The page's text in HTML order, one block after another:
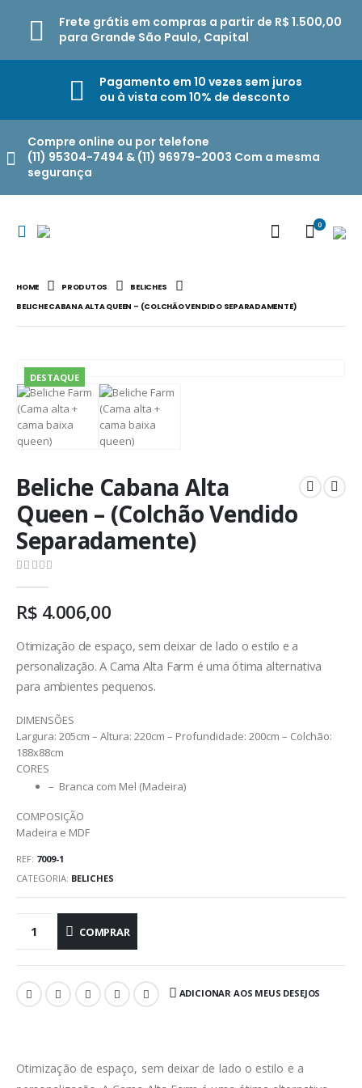
Frete grátis em compras a partir de R$ 1.500,00
para Grande São Paulo, Capital
Pagamento em 10 vezes sem juros
ou à vista com 10% de desconto
Compre online ou por telefone
(11) 95304-7494 & (11) 96979-2003 Com a mesma
segurança
0
HOME PRODUTOS
BELICHES
BELICHE CABANA ALTA QUEEN – (COLCHÃO VENDIDO SEPARADAMENTE)
DESTAQUE
Beliche Cabana Alta
Queen – (Colchão Vendido
Separadamente)
R$ 4.006,00
Otimização de espaço, sem deixar de lado o estilo e a
personalização. A Cama Alta Farm é uma ótima alternativa
para ambientes pequenos.
DIMENSÕES
Largura: 205cm – Altura: 220cm – Profundidade: 200cm – Colchão:
188x88cm
CORES
– Branca com Mel (Madeira)
COMPOSIÇÃO
Madeira e MDF
REF: 7009-1
CATEGORIA: BELICHES
COMPRAR
ADICIONAR AOS MEUS DESEJOS
Otimização de espaço, sem deixar de lado o estilo e a